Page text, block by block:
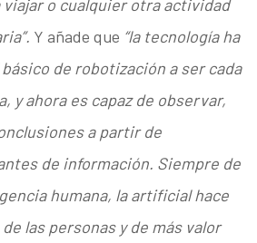
viajar o cualquier otra actividad
Y añade que “la tecnología ha
de robotización a ser cada
y ahora es capaz de observar,
a partir de
de información. Siempre de
humana, la artificial hace
las personas y de más valor